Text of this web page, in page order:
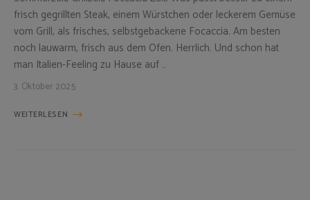
frisch gegrillten Steak, einem Würstchen oder leckerem Gemüse
vom Grill, als frisches, selbstgebackene Focaccia. Am besten
noch lauwarm, frisch aus dem Ofen. Herrlich. Und schon hat
man Italien-Feeling zu Hause auf …
3. Oktober 2025
WEITERLESEN